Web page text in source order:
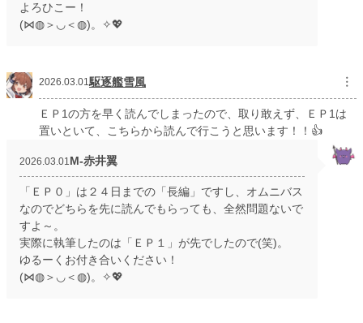
よろひこー！
(⋈◍＞◡＜◍)。✧💖
2026.03.01駆逐艦雪風 ︙
ＥＰ1の方を早く読んでしまったので、取り敢えず、ＥＰ1は
置いといて、こちらから読んで行こうと思います！！👍
2026.03.01 M‐赤井翼
「ＥＰ０」は２４日までの「長編」ですし、オムニバス
なのでどちらを先に読んでもらっても、全然問題ないで
すよ～。
実際に執筆したのは「ＥＰ１」が先でしたので(笑)。
ゆるーくお付き合いください！
(⋈◍＞◡＜◍)。✧💖